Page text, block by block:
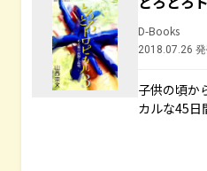
D-Books
2018.07.26
子供の頃か
カルな45日